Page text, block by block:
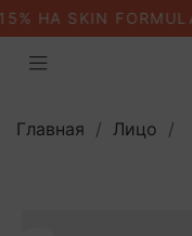
Главная Лицо